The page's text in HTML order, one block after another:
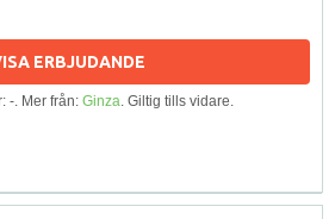
ERBJUDANDE
-. Mer från: Ginza. Giltig tills vidare.